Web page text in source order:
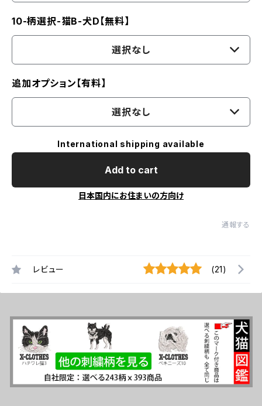
10-柄選択-猫B-犬D【無料】
選択なし
追加オプション【有料】
選択なし
International shipping available
Add to cart
日本国内にお住まいの方向け
通報する
レビュー (21)